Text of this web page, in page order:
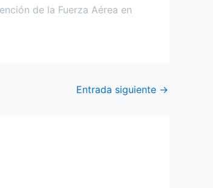
de la Fuerza Aérea en
Entrada siguiente →